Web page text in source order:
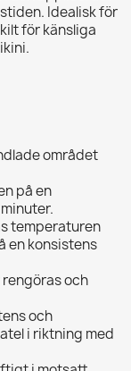
Idealisk för
för känsliga
området
på en
temperaturen
en konsistens
och
och
i riktning med